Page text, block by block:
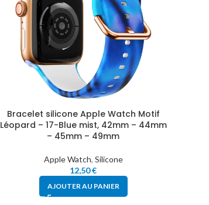
Bracelet silicone Apple Watch Motif
Léopard – 17-Blue mist, 42mm – 44mm
– 45mm – 49mm
Apple Watch, Silicone
12,50€
AJOUTER AU PANIER